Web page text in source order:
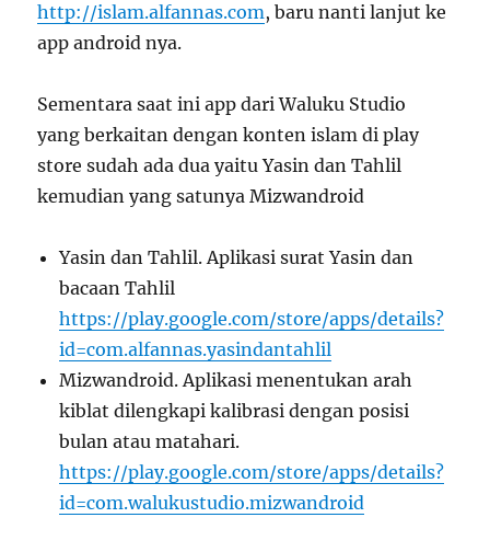
http://islam.alfannas.com, baru nanti lanjut ke
app android nya.
Sementara saat ini app dari Waluku Studio
yang berkaitan dengan konten islam di play
store sudah ada dua yaitu Yasin dan Tahlil
kemudian yang satunya Mizwandroid
Yasin dan Tahlil. Aplikasi surat Yasin dan
bacaan Tahlil
https://play.google.com/store/apps/details?
id=com.alfannas.yasindantahlil
Mizwandroid. Aplikasi menentukan arah
kiblat dilengkapi kalibrasi dengan posisi
bulan atau matahari.
https://play.google.com/store/apps/details?
id=com.walukustudio.mizwandroid